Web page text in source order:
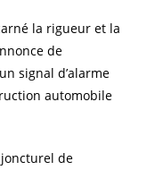
la rigueur et la
de
signal d’alarme
automobile
de